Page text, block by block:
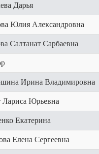
Дарья
Юлия Александровна
Салтанат Сарбаевна
Ирина Владимировна
Лариса Юрьевна
Екатерина
Елена Сергеевна